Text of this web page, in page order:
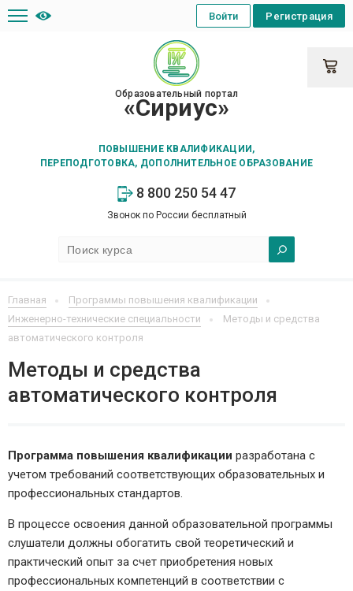
Образовательный портал
«Сириус»
ПОВЫШЕНИЕ КВАЛИФИКАЦИИ,
ПЕРЕПОДГОТОВКА, ДОПОЛНИТЕЛЬНОЕ ОБРАЗОВАНИЕ
8 800 250 54 47
Звонок по России бесплатный
Регистрация
Войти
Главная
Программы повышения квалификации
Инженерно-технические специальности
Методы и средства
автоматического контроля
Методы и средства
автоматического контроля
Программа повышения квалификации разработана с
учетом требований соответствующих образовательных и
профессиональных стандартов.
В процессе освоения данной образовательной программы
слушатели должны обогатить свой теоретический и
практический опыт за счет приобретения новых
профессиональных компетенций в соответствии с